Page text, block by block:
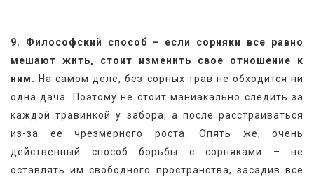
9. Философский способ – если сорняки все равно
мешают жить, стоит изменить свое отношение к
ним. На самом деле, без сорных трав не обходится ни
одна дача. Поэтому не стоит маниакально следить за
каждой травинкой у забора, а после расстраиваться
из-за ее чрезмерного роста. Опять же, очень
действенный способ борьбы с сорняками – не
оставлять им свободного пространства, засадив все